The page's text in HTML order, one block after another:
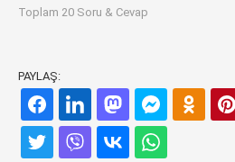
Toplam 20 Soru & Cevap
PAYLAŞ: